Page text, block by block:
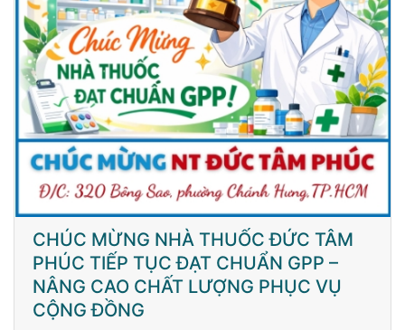
CHÚC MỪNG NHÀ THUỐC ĐỨC TÂM
PHÚC TIẾP TỤC ĐẠT CHUẨN GPP –
NÂNG CAO CHẤT LƯỢNG PHỤC VỤ
CỘNG ĐỒNG